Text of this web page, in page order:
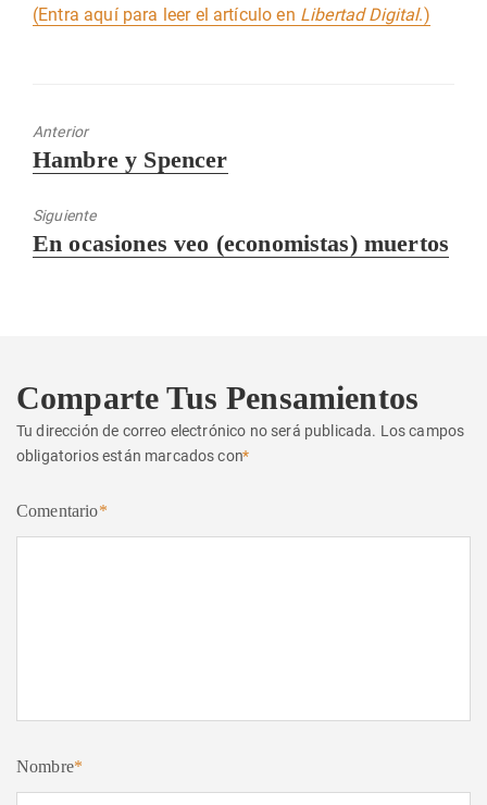
(Entra aquí para leer el artículo en Libertad Digital.)
Anterior
Entrada
Hambre y Spencer
Siguiente
Entrada
En ocasiones veo (economistas) muertos
Comparte Tus Pensamientos
Tu dirección de correo electrónico no será publicada. Los campos
obligatorios están marcados con*
Comentario*
Nombre*